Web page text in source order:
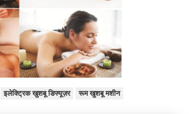
इलेक्ट्रिक खुशबू डिफ्यूज़र रूम खुशबू मशीन